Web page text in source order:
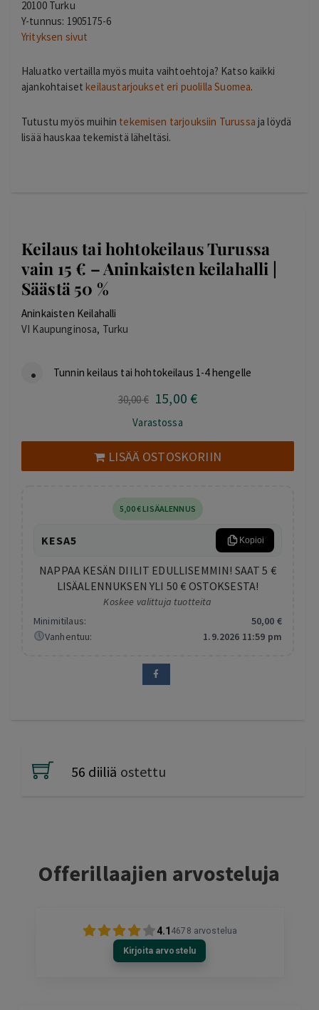
20100 Turku
Y-tunnus: 1905175-6
Yrityksen sivut
Haluatko vertailla myös muita vaihtoehtoja? Katso kaikki
ajankohtaisetkeilaustarjoukset eri puolilla Suomea.
Tutustu myös muihin tekemisen tarjouksiin Turussa ja löydä
lisää hauskaa tekemistä läheltäsi.
Keilaus tai hohtokeilaus Turussa
vain 15 € – Aninkaisten keilahalli |
Säästä 50 %
Aninkaisten Keilahalli
VI Kaupunginosa, Turku
Tunnin keilaus tai hohtokeilaus 1-4 hengelle
30,00€ Alkuperäinen
oli:
30,00 €.
15,00 €Nykyinen
15,00 €.
Varastossa
LISÄÄ OSTOSKORIIN
5 ,00€LISÄALENNUS
KESA5 Kopioi
NAPPAA KESÄN DIILIT EDULLISEMMIN! SAAT 5 €
LISÄALENNUKSEN YLI 50 € OSTOKSESTA!
Koskee valittuja tuotteita
Minimitilaus:
50,00 €
Vanhentuu:
1.9.2026 11:59 pm
56 diiliä ostettu
Offerillaajien arvosteluja
4.1 4678 arvostelua
Kirjoita arvostelu